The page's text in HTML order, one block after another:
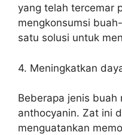
yang telah tercemar
mengkonsumsi
satu solusi untuk
4. Meningkatkan
Beberapa jenis buah
anthocyanin. Zat ini
menguatankan